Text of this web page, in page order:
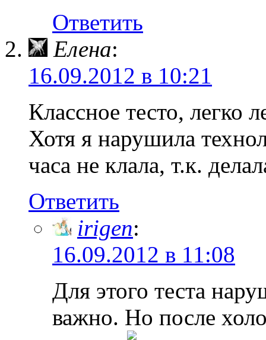
Ответить
Елена:
16.09.2012 в 10:21
Классное тесто, легко
Хотя я нарушила
часа не клала, т.к.
Ответить
irigen:
16.09.2012 в 11:08
Для этого теста
важно. Но после